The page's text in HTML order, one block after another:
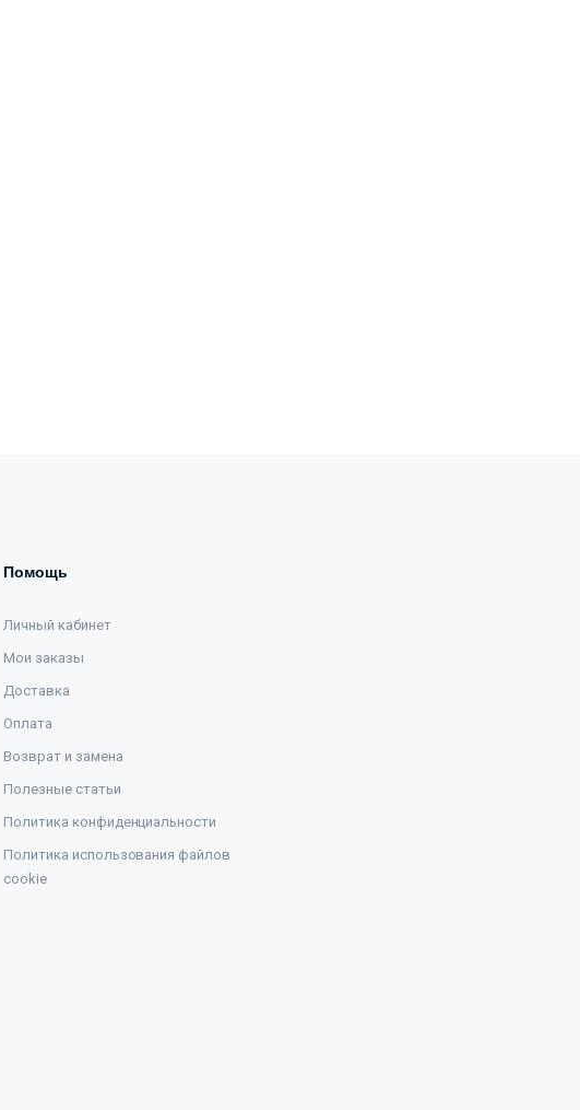
Помощь
Личный кабинет
Мои заказы
Доставка
Оплата
Возврат и замена
Полезные статьи
Политика конфиденциальности
Политика использования файлов
cookie